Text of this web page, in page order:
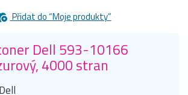
Přidat do “Moje produkty”
Dell 593-10166
4000 stran